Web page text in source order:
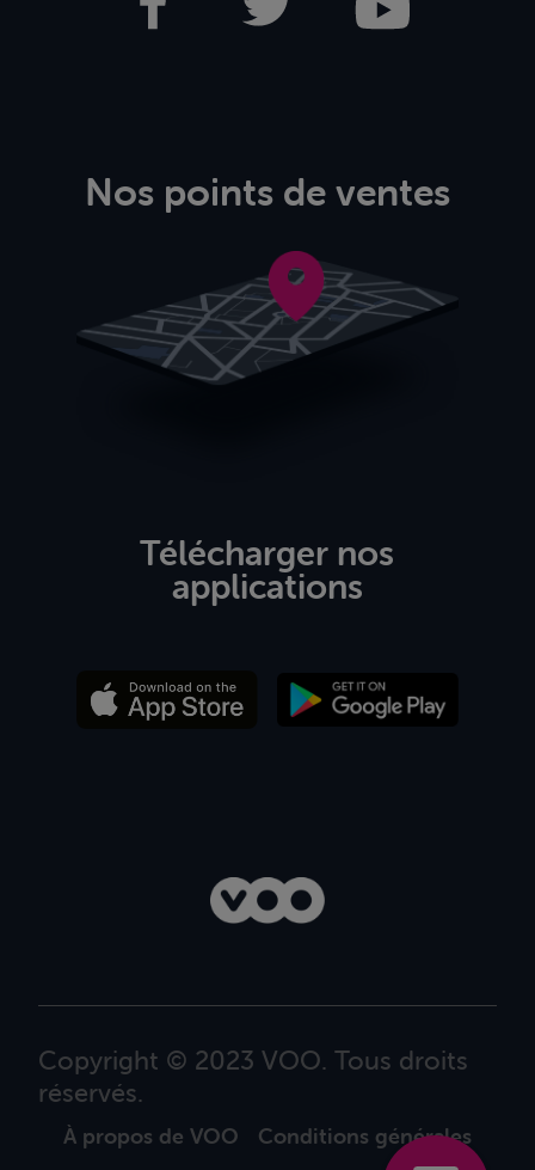
Nos points de ventes
Télécharger nos
applications
Copyright © 2023 VOO. Tous droits
réservés.
À propos de VOO Conditions générales